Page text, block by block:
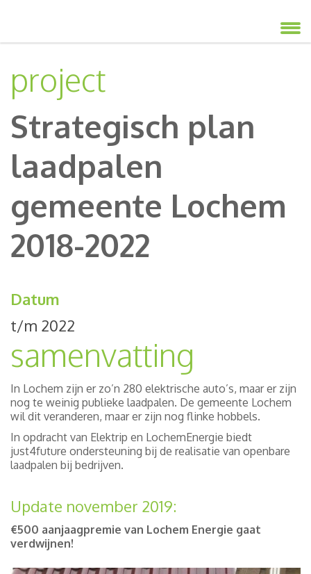
project
Strategisch plan
laadpalen
gemeente Lochem
2018-2022
Datum
t/m 2022
samenvatting
In Lochem zijn er zo’n 280 elektrische auto’s, maar er zijn
nog te weinig publieke laadpalen. De gemeente Lochem
wil dit veranderen, maar er zijn nog flinke hobbels.
In opdracht van Elektrip en LochemEnergie biedt
just4future ondersteuning bij de realisatie van openbare
laadpalen bij bedrijven.
Update november 2019:
€500 aanjaagpremie van Lochem Energie gaat
verdwijnen!